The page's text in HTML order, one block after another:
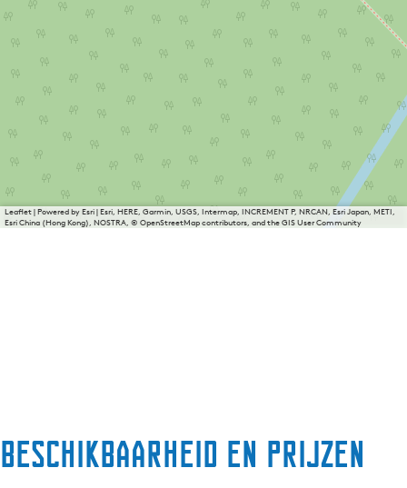
Leaflet|Powered by Esri | Esri, HERE, Garmin, USGS, Intermap, INCREMENT P, NRCAN, Esri Japan, METI,
Esri China (Hong Kong), NOSTRA, © OpenStreetMap contributors, and the GIS User Community
Beschikbaarheid en prijzen